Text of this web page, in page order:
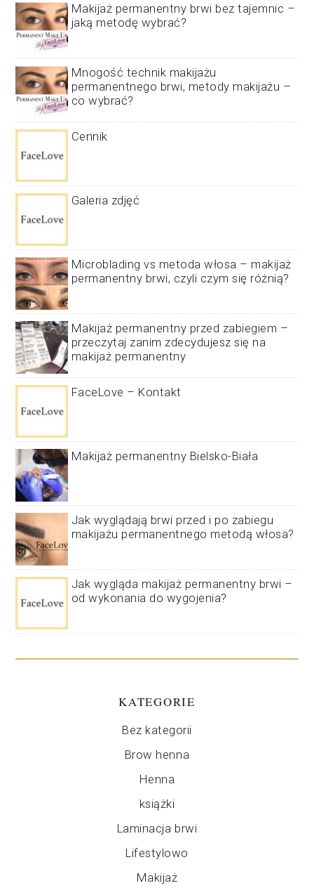
Makijaż permanentny brwi bez tajemnic –
jaką metodę wybrać?
Mnogość technik makijażu
permanentnego brwi, metody makijażu –
co wybrać?
Cennik
Galeria zdjęć
Microblading vs metoda włosa – makijaż
permanentny brwi, czyli czym się różnią?
Makijaż permanentny przed zabiegiem –
przeczytaj zanim zdecydujesz się na
makijaż permanentny
FaceLove – Kontakt
Makijaż permanentny Bielsko-Biała
Jak wyglądają brwi przed i po zabiegu
makijażu permanentnego metodą włosa?
Jak wygląda makijaż permanentny brwi –
od wykonania do wygojenia?
KATEGORIE
Bez kategorii
Brow henna
Henna
książki
Laminacja brwi
Lifestylowo
Makijaż